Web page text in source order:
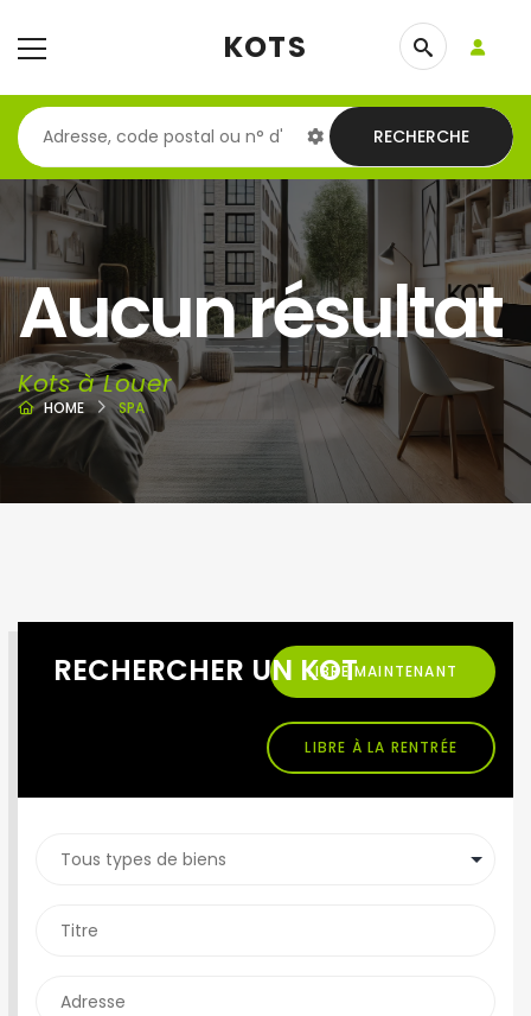
KOTS
RECHERCHE
Aucun résultat
Kots à Louer
HOME SPA
RECHERCHER UN KOTLIBRE MAINTENANT
LIBRE À LA RENTRÉE